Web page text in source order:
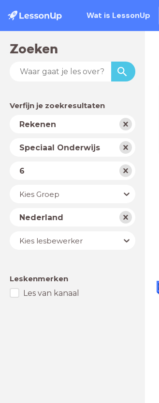
Wat is LessonUp
Zoeken
Verfijn je zoekresultaten
VakRekenen
Schooltype
Speciaal Onderwijs
Niveau
6
JaarKies Groep
LandNederland
Lesbewerker
Kies lesbewerker
Leskenmerken
Les van kanaal